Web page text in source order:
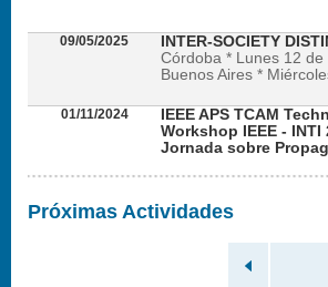
09/05/2025
INTER-SOCIETY
Córdoba * Lunes 12
Buenos Aires *
01/11/2024
IEEE APS TCAM
Workshop IEEE - INTI
Jornada sobre
Próximas Actividades